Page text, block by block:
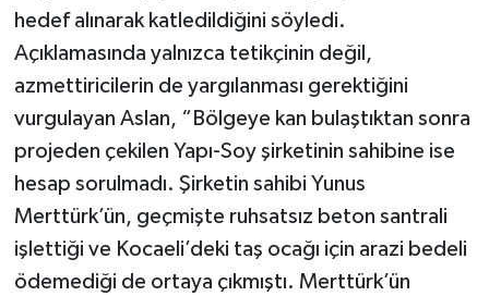
hedef alınarak katledildiğini söyledi.
Açıklamasında yalnızca tetikçinin değil,
azmettiricilerin de yargılanması gerektiğini
vurgulayan Aslan, “Bölgeye kan bulaştıktan sonra
projeden çekilen Yapı-Soy şirketinin sahibine ise
hesap sorulmadı. Şirketin sahibi Yunus
Merttürk’ün, geçmişte ruhsatsız beton santrali
işlettiği ve Kocaeli’deki taş ocağı için arazi bedeli
ödemediği de ortaya çıkmıştı. Merttürk’ün